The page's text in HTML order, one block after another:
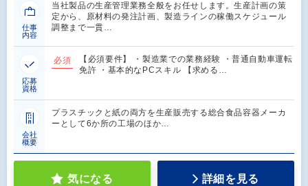
仕事
内容
当社製品の生産管理業務全般をお任せします。生産計画の策
定から、原材料の発注計画、製造ラインの稼働スケジュール
調整まで一貫…
応募
資格
必須
【必須要件】 ・製造業での業務経験 ・普通自動車運転
免許 ・基本的なPCスキル 【求める…
会社
概要
プラスチックと紙の両方を生産販売する総合食品容器メーカ
ーとして6か所の工場のほか…
気になる 詳細を見る